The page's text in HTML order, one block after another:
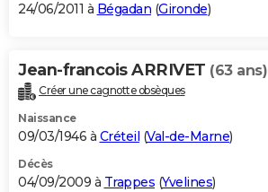
24/06/2011 à Bégadan (Gironde)
Jean-francois ARRIVET (63 ans)
Créer une cagnotte obsèques
Naissance
09/03/1946 à Créteil (Val-de-Marne)
Décès
04/09/2009 à Trappes (Yvelines)